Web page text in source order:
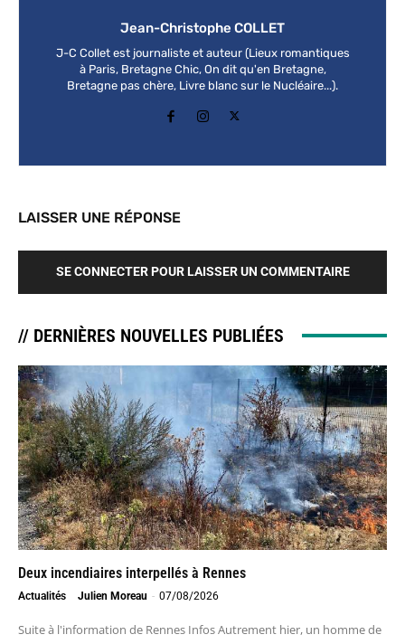
Jean-Christophe COLLET
J-C Collet est journaliste et auteur (Lieux romantiques
à Paris, Bretagne Chic, On dit qu'en Bretagne,
Bretagne pas chère, Livre blanc sur le Nucléaire...).
LAISSER UNE RÉPONSE
SE CONNECTER POUR LAISSER UN COMMENTAIRE
// DERNIÈRES NOUVELLES PUBLIÉES
Deux incendiaires interpellés à Rennes
Actualités Julien Moreau - 07/08/2026
Suite à l'information de Rennes Infos Autrement hier, un homme de